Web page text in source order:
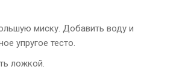
миску. Добавить воду и
упругое тесто.
ложкой.